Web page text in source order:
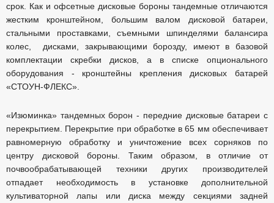
срок. Как и офсетные дисковые бороны тандемные отличаются
жестким кронштейном, большим валом дисковой батареи,
стальными проставками, съемными шпинделями балансира
колес, дисками, закрывающими борозду, имеют в базовой
комплектации скребки дисков, а в списке опционального
оборудования - кронштейны крепления дисковых батарей
«СТОУН-ФЛЕКС».
«Изюминка» тандемных борон - передние дисковые батареи с
перекрытием. Перекрытие при обработке в 65 мм обеспечивает
равномерную обработку и уничтожение всех сорняков по
центру дисковой бороны. Таким образом, в отличие от
почвообрабатывающей техники других производителей
отпадает необходимость в установке дополнительной
культиваторной лапы или диска между секциями задней